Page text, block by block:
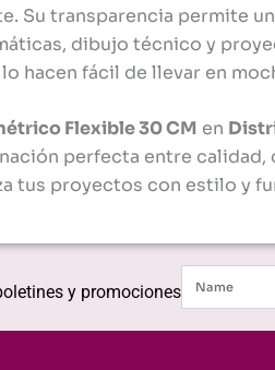
Su transparencia permite
dibujo técnico y
hacen fácil de llevar en
Flexible 30 CM en
perfecta entre calidad,
tus proyectos con estilo y
y promociones